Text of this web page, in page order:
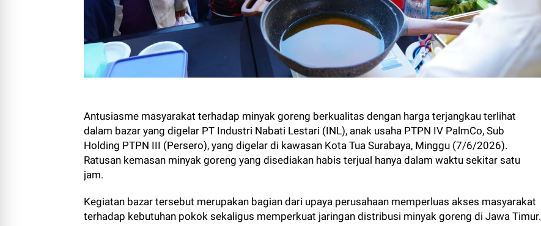
Antusiasme masyarakat terhadap minyak goreng berkualitas dengan harga terjangkau terlihat
dalam bazar yang digelar PT Industri Nabati Lestari (INL), anak usaha PTPN IV PalmCo, Sub
Holding PTPN III (Persero), yang digelar di kawasan Kota Tua Surabaya, Minggu (7/6/2026).
Ratusan kemasan minyak goreng yang disediakan habis terjual hanya dalam waktu sekitar satu
jam.
Kegiatan bazar tersebut merupakan bagian dari upaya perusahaan memperluas akses masyarakat
terhadap kebutuhan pokok sekaligus memperkuat jaringan distribusi minyak goreng di Jawa Timur.